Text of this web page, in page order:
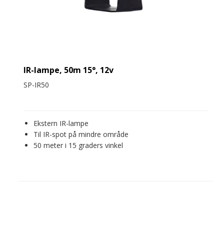
IR-lampe, 50m 15°, 12v
SP-IR50
Ekstern IR-lampe
Til IR-spot på mindre område
50 meter i 15 graders vinkel